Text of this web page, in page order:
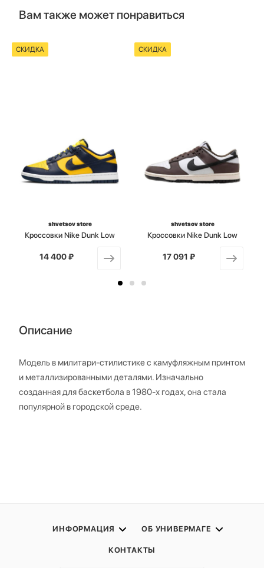
Вам также может понравиться
СКИДКА
shvetsov store
Кроссовки Nike Dunk Low
от
14 400 ₽
СКИДКА
shvetsov store
Кроссовки Nike Dunk Low
от
17 091 ₽
Описание
Модель в милитари-стилистике с камуфляжным принтом
и металлизированными деталями. Изначально
созданная для баскетбола в 1980-х годах, она стала
популярной в городской среде.
ИНФОРМАЦИЯ ОБ УНИВЕРМАГЕ
КОНТАКТЫ